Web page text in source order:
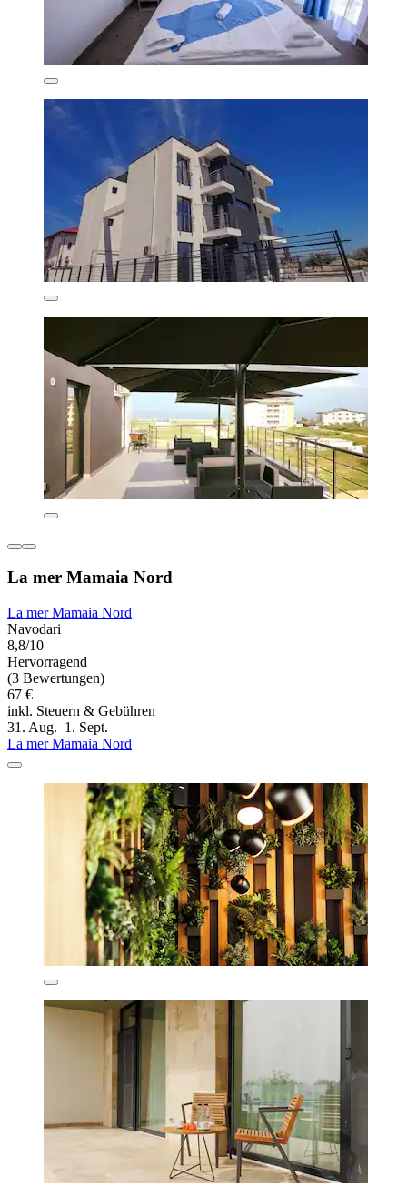
La mer Mamaia Nord
La mer Mamaia Nord
Navodari
8,8/10
Hervorragend
(3 Bewertungen)
67 €
inkl. Steuern & Gebühren
31. Aug.–1. Sept.
La mer Mamaia Nord